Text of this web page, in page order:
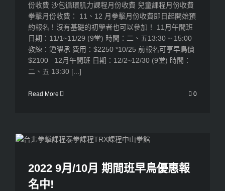
份收費 沙包循環肌力課程月份收費 兒童課程月份收費
拳擊月份收費： 11、12 月拳擊月份收費即日起開始預
約報名！沒有基礎的初學者也可以參加！ 11月午間班
日期：11/1~11/29 (9堂) 時間：二、五13:30 ~ 15:00
教練：鍾曜承 費用：$2250 *10/25 前報名可享早鳥價
$2100 12月午間班 日期：12/2~12/30 (9堂) 時間：
二、五 13:30 [...]
Read More 0
2022 9月/10月 期間班早鳥優惠報
名中!